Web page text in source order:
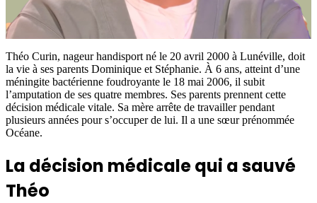
Théo Curin, nageur handisport né le 20 avril 2000 à Lunéville, doit
la vie à ses parents Dominique et Stéphanie. À 6 ans, atteint d’une
méningite bactérienne foudroyante le 18 mai 2006, il subit
l’amputation de ses quatre membres. Ses parents prennent cette
décision médicale vitale. Sa mère arrête de travailler pendant
plusieurs années pour s’occuper de lui. Il a une sœur prénommée
Océane.
La décision médicale qui a sauvé
Théo